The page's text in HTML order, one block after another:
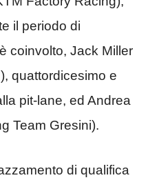
il periodo di
coinvolto, Jack Miller
quattordicesimo e
pit-lane, ed Andrea
Team Gresini).
di qualifica